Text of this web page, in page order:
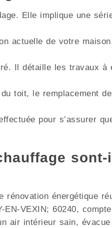
Elle implique une
actuelle de votre
Il détaille les travaux à
toit, le remplacement
pour s’assurer
rénovation énergétique
VEXIN; 60240,
air intérieur sain,